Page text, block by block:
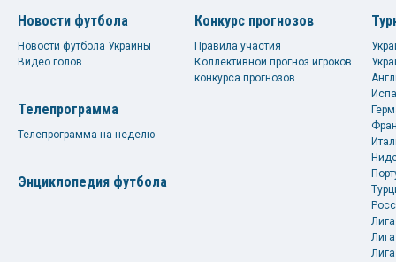
Новости футбола
Новости футбола Украины
Видео голов
Телепрограмма
Телепрограмма на неделю
Энциклопедия футбола
Конкурс прогнозов
Правила участия
Коллективной прогноз игроков
конкурса прогнозов